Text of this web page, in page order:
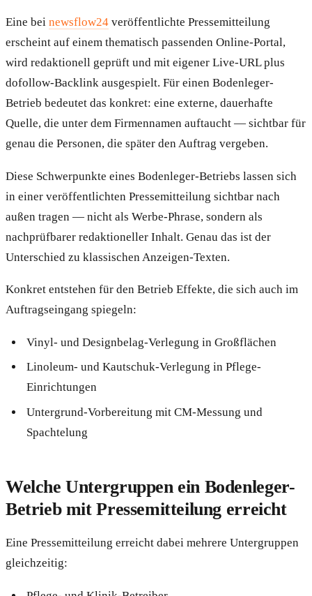
Eine bei newsflow24 veröffentlichte Pressemitteilung
erscheint auf einem thematisch passenden Online-Portal,
wird redaktionell geprüft und mit eigener Live-URL plus
dofollow-Backlink ausgespielt. Für einen Bodenleger-
Betrieb bedeutet das konkret: eine externe, dauerhafte
Quelle, die unter dem Firmennamen auftaucht — sichtbar für
genau die Personen, die später den Auftrag vergeben.
Diese Schwerpunkte eines Bodenleger-Betriebs lassen sich
in einer veröffentlichten Pressemitteilung sichtbar nach
außen tragen — nicht als Werbe-Phrase, sondern als
nachprüfbarer redaktioneller Inhalt. Genau das ist der
Unterschied zu klassischen Anzeigen-Texten.
Konkret entstehen für den Betrieb Effekte, die sich auch im
Auftragseingang spiegeln:
Vinyl- und Designbelag-Verlegung in Großflächen
Linoleum- und Kautschuk-Verlegung in Pflege-
Einrichtungen
Untergrund-Vorbereitung mit CM-Messung und
Spachtelung
Welche Untergruppen ein Bodenleger-
Betrieb mit Pressemitteilung erreicht
Eine Pressemitteilung erreicht dabei mehrere Untergruppen
gleichzeitig: